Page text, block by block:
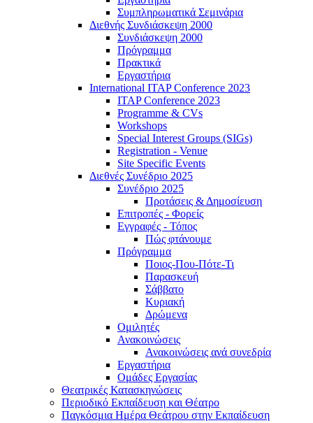
Συμπληρωματικά Σεμινάρια
Διεθνής Συνδιάσκεψη 2000
Συνδιάσκεψη 2000
Πρόγραμμα
Πρακτικά
Εργαστήρια
International ITAP Conference 2023
ITAP Conference 2023
Programme & CVs
Workshops
Special Interest Groups (SIGs)
Registration - Venue
Site Specific Events
Διεθνές Συνέδριο 2025
Συνέδριο 2025
Προτάσεις & Δημοσίευση
Επιτροπές - Φορείς
Εγγραφές - Τόπος
Πώς φτάνουμε
Πρόγραμμα
Ποιος-Που-Πότε-Τι
Παρασκευή
Σάββατο
Κυριακή
Δρώμενα
Ομιλητές
Ανακοινώσεις
Ανακοινώσεις ανά συνεδρία
Εργαστήρια
Ομάδες Εργασίας
Θεατρικές Κατασκηνώσεις
Περιοδικό Εκπαίδευση και Θέατρο
Παγκόσμια Ημέρα Θεάτρου στην Εκπαίδευση